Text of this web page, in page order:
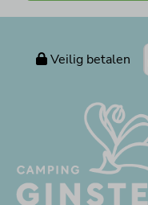
Veilig betalen